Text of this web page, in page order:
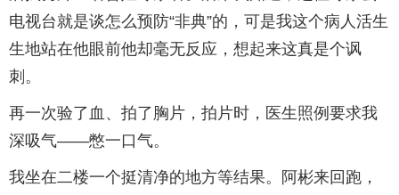
电视台就是谈怎么预防“非典”的，可是我这个病人活生
生地站在他眼前他却毫无反应，想起来这真是个讽
刺。
再一次验了血、拍了胸片，拍片时，医生照例要求我
深吸气——憋一口气。
我坐在二楼一个挺清净的地方等结果。阿彬来回跑，